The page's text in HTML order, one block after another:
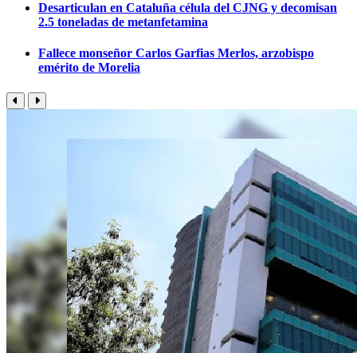
Desarticulan en Cataluña célula del CJNG y decomisan
2.5 toneladas de metanfetamina
Fallece monseñor Carlos Garfias Merlos, arzobispo
emérito de Morelia